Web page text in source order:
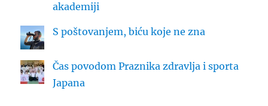
akademiji
S poštovanjem, biću koje ne zna
Čas povodom Praznika zdravlja i sporta
Japana